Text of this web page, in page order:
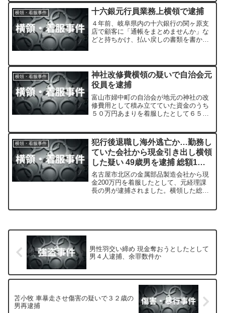
横領・着服事件 十六銀元行員業務上横領で逮捕
４年前、岐阜県内の十六銀行の関ヶ原支
店で顧客に「通帳をまとめませんか」な
どと持ちかけ、払い戻しの書類を書かせ
上 横領の疑いで逮捕されました。
横領・着服事件
神社改修費横領の疑いで自治会元
役員を逮捕
富山市婦中町の自治会が地元の神社の改
修費用として積み立てていた資金のうち
５０万円あまりを着服したとして６５歳
察は被害総額が約１８００万円にのぼる
とみて調べを進めています。
横領・着服事件
犯行後退職し海外逃亡か…勤務し
ていた会社から現金引き出し横領
した疑い 49歳男を逮捕 総額1億
円超か
名古屋市北区の金属部品製造会社から現
金200万円を着服したとして、元経理課
長の男が逮捕されました。横領した総額
男性羽交い締め 現金奪おうとしたとして
男４人逮捕、余罪数件か
苫小牧 車暴走させ傷害の疑いで３２歳の
男再逮捕